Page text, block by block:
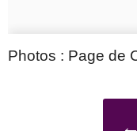
Photos : Page de